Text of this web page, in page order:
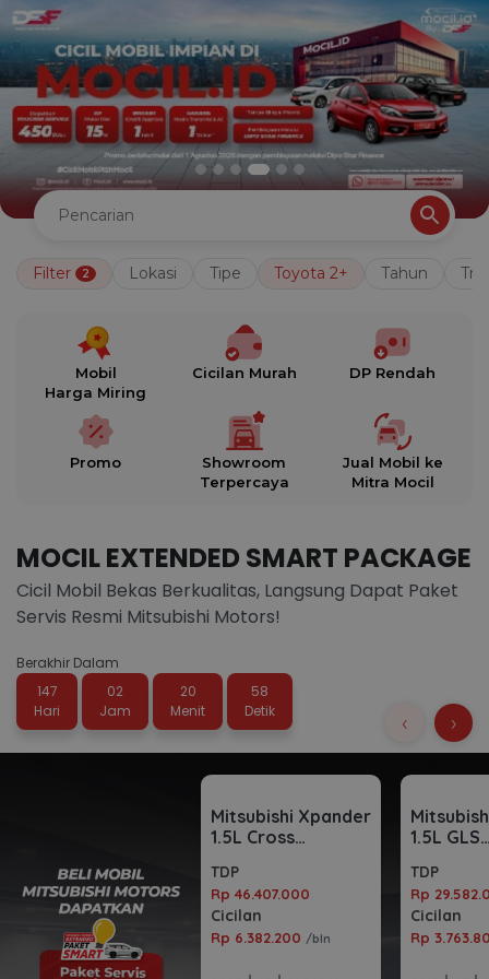
Filter 2 Lokasi Tipe Toyota 2+ Tahun
Mobil
Harga Miring
Cicilan Murah DP Rendah
Promo
Showroom
Terpercaya
Jual Mobil ke
Mitra Mocil
MOCIL EXTENDED SMART PACKAGE
Cicil Mobil Bekas Berkualitas, Langsung Dapat Paket
Servis Resmi Mitsubishi Motors!
Berakhir Dalam
147
Hari
02
Jam
20
Menit
58
Detik
Mitsubishi Xpander
1.5L Cross
TDP
Rp 46.407.000
Cicilan
Rp 6.382.200 /bln
1.5L GLS
TDP
Rp
Cicilan
Rp
‹ ›